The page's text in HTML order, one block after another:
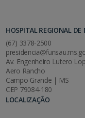
HOSPITAL REGIONAL
(67) 3378-2500
Av. Engenheiro Lutero
Aero Rancho
Campo Grande | MS
CEP 79084-180
LOCALIZAÇÃO